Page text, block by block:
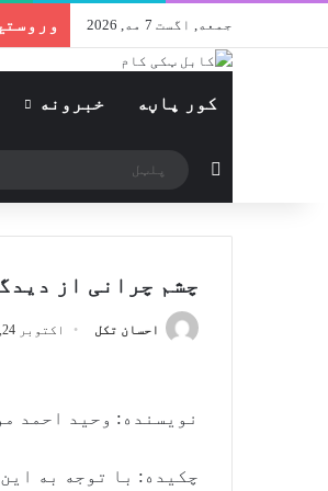
جمعه, اگست 7 مه, 2026
کور پاڼه خبرونه
Switch skin
چشم چرانی از
احسان تکل اکتوبر 24, 2023
نویسنده: وحید احمد
چکیده: با توجه به